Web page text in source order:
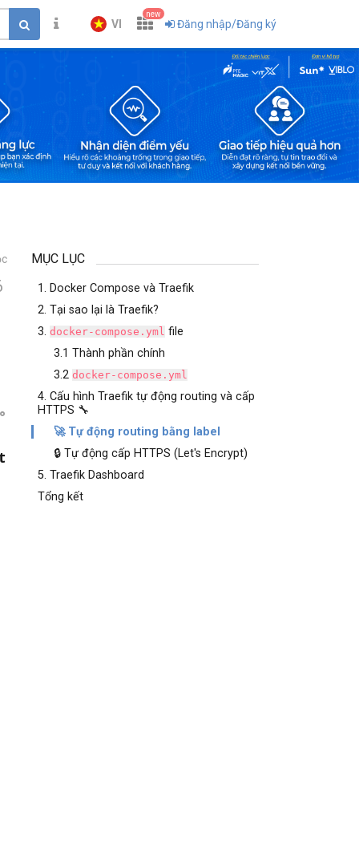
VI
new
Đăng nhập/Đăng ký
MỤC LỤC
1. Docker Compose và Traefik
2. Tại sao lại là Traefik?
3.docker-compose.yml file
3.1 Thành phần chính
3.2docker-compose.yml
4. Cấu hình Traefik tự động routing và cấp
HTTPS 🔧
🚀 Tự động routing bằng label
🔒 Tự động cấp HTTPS (Let's Encrypt)
5. Traefik Dashboard
Tổng kết